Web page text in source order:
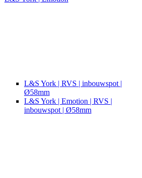
L&S York | RVS | inbouwspot |
Ø58mm
L&S York | Emotion | RVS |
inbouwspot | Ø58mm